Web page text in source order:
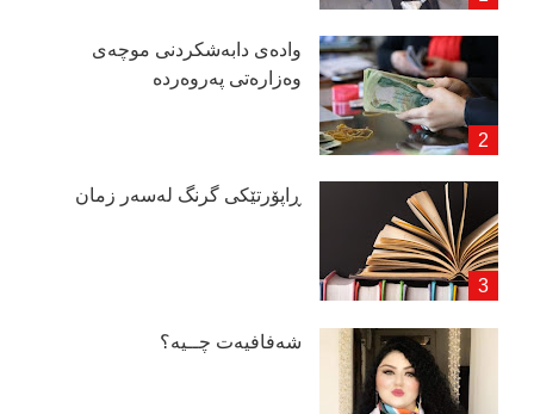
وادەی دابەشكردنی موچەی
وەزارەتی پەروەردە
ڕاپۆرتێكی گرنگ لەسەر زمان
شەفافیەت چــیە؟